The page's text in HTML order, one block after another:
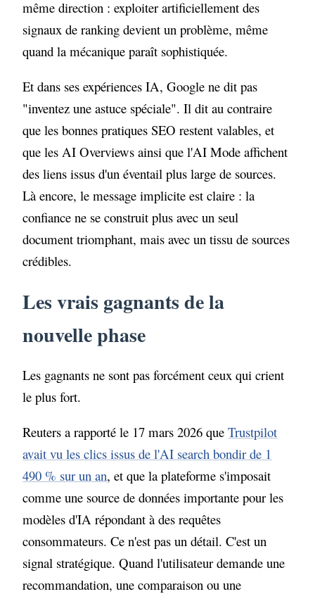
même direction : exploiter artificiellement des
signaux de ranking devient un problème, même
quand la mécanique paraît sophistiquée.
Et dans ses expériences IA, Google ne dit pas
"inventez une astuce spéciale". Il dit au contraire
que les bonnes pratiques SEO restent valables, et
que les AI Overviews ainsi que l'AI Mode affichent
des liens issus d'un éventail plus large de sources.
Là encore, le message implicite est claire : la
confiance ne se construit plus avec un seul
document triomphant, mais avec un tissu de sources
crédibles.
Les vrais gagnants de la
nouvelle phase
Les gagnants ne sont pas forcément ceux qui crient
le plus fort.
Reuters a rapporté le 17 mars 2026 queTrustpilot
avait vu les clics issus de l'AI search bondir de 1
490 % sur un an, et que la plateforme s'imposait
comme une source de données importante pour les
modèles d'IA répondant à des requêtes
consommateurs. Ce n'est pas un détail. C'est un
signal stratégique. Quand l'utilisateur demande une
recommandation, une comparaison ou une